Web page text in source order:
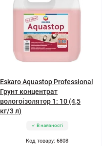
Eskaro Aquastop Professional
Грунт концентрат
вологоізолятор 1: 10 (4,5
кг/3 л)
В наявності
Код товару: 6808